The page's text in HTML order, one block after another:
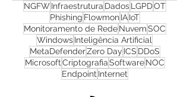
FirewallRedesWhatsUp Gold Check Point
CibersegurançaCloudZero Trust
NGFWInfraestruturaDadosLGPDOT
PhishingFlowmon IAIoT
Monitoramento de RedeNuvemSOC
WindowsInteligência Artificial
MetaDefenderZero DayICS